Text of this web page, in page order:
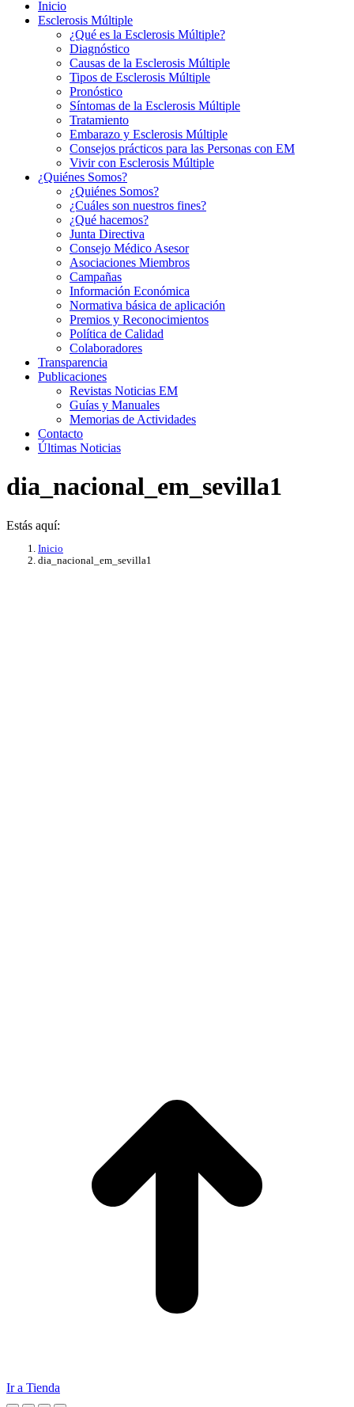
Inicio
Esclerosis Múltiple
¿Qué es la Esclerosis Múltiple?
Diagnóstico
Causas de la Esclerosis Múltiple
Tipos de Esclerosis Múltiple
Pronóstico
Síntomas de la Esclerosis Múltiple
Tratamiento
Embarazo y Esclerosis Múltiple
Consejos prácticos para las Personas con EM
Vivir con Esclerosis Múltiple
¿Quiénes Somos?
¿Quiénes Somos?
¿Cuáles son nuestros fines?
¿Qué hacemos?
Junta Directiva
Consejo Médico Asesor
Asociaciones Miembros
Campañas
Información Económica
Normativa básica de aplicación
Premios y Reconocimientos
Política de Calidad
Colaboradores
Transparencia
Publicaciones
Revistas Noticias EM
Guías y Manuales
Memorias de Actividades
Contacto
Últimas Noticias
dia_nacional_em_sevilla1
Estás aquí:
Inicio
dia_nacional_em_sevilla1
Ir a Tienda